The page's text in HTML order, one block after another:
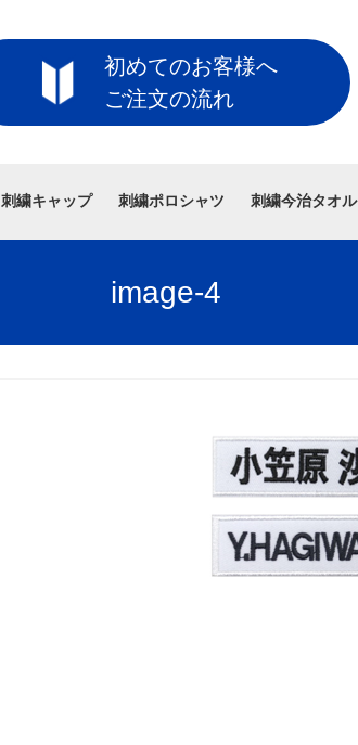
初めてのお客様へ
ご注文の流れ
刺繍キャップ 刺繍ポロシャツ 刺繍今治タオル
image-4